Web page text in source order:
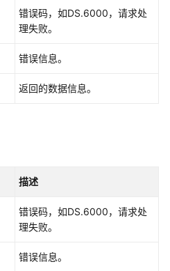
错误码，如DS.6000，请求处
理失败。
错误信息。
返回的数据信息。
描述
错误码，如DS.6000，请求处
理失败。
错误信息。